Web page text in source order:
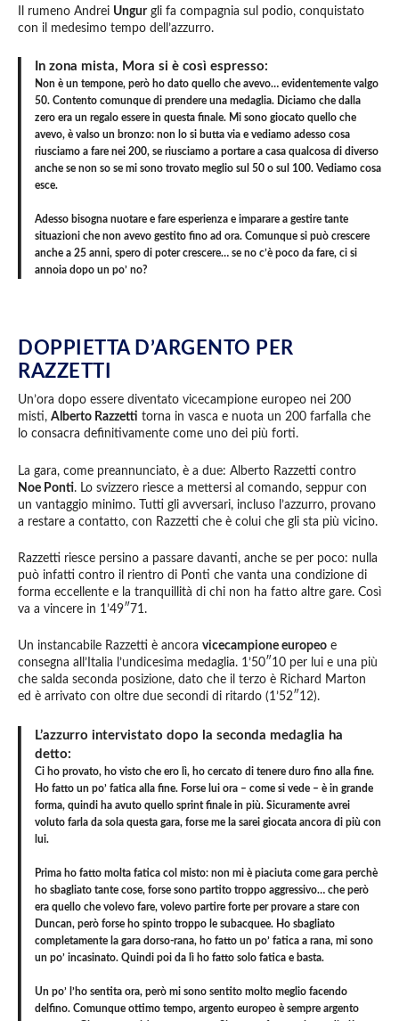
Il rumeno Andrei Ungurgli fa compagnia sul podio, conquistato
con il medesimo tempo dell’azzurro.
In zona mista, Mora si è così espresso:
Non è un tempone, però ho dato quello che avevo… evidentemente valgo
50. Contento comunque di prendere una medaglia. Diciamo che dalla
zero era un regalo essere in questa finale. Mi sono giocato quello che
avevo, è valso un bronzo: non lo si butta via e vediamo adesso cosa
riusciamo a fare nei 200, se riusciamo a portare a casa qualcosa di diverso
anche se non so se mi sono trovato meglio sul 50 o sul 100. Vediamo cosa
esce.
Adesso bisogna nuotare e fare esperienza e imparare a gestire tante
situazioni che non avevo gestito fino ad ora. Comunque si può crescere
anche a 25 anni, spero di poter crescere… se no c’è poco da fare, ci si
annoia dopo un po’ no?
DOPPIETTA D’ARGENTO PER
RAZZETTI
Un’ora dopo essere diventato vicecampione europeo nei 200
misti, Alberto Razzetti torna in vasca e nuota un 200 farfalla che
lo consacra definitivamente come uno dei più forti.
La gara, come preannunciato, è a due: Alberto Razzetti contro
Noe Ponti. Lo svizzero riesce a mettersi al comando, seppur con
un vantaggio minimo. Tutti gli avversari, incluso l’azzurro, provano
a restare a contatto, con Razzetti che è colui che gli sta più vicino.
Razzetti riesce persino a passare davanti, anche se per poco: nulla
può infatti contro il rientro di Ponti che vanta una condizione di
forma eccellente e la tranquillità di chi non ha fatto altre gare. Così
va a vincere in 1’49″71.
Un instancabile Razzetti è ancora vicecampione europeo e
consegna all’Italia l’undicesima medaglia. 1’50″10 per lui e una più
che salda seconda posizione, dato che il terzo è Richard Marton
ed è arrivato con oltre due secondi di ritardo (1’52″12).
L’azzurro intervistato dopo la seconda medaglia ha
detto:
Ci ho provato, ho visto che ero lì, ho cercato di tenere duro fino alla fine.
Ho fatto un po’ fatica alla fine. Forse lui ora – come si vede – è in grande
forma, quindi ha avuto quello sprint finale in più. Sicuramente avrei
voluto farla da sola questa gara, forse me la sarei giocata ancora di più con
lui.
Prima ho fatto molta fatica col misto: non mi è piaciuta come gara perchè
ho sbagliato tante cose, forse sono partito troppo aggressivo… che però
era quello che volevo fare, volevo partire forte per provare a stare con
Duncan, però forse ho spinto troppo le subacquee. Ho sbagliato
completamente la gara dorso-rana, ho fatto un po’ fatica a rana, mi sono
un po’ incasinato. Quindi poi da lì ho fatto solo fatica e basta.
Un po’ l’ho sentita ora, però mi sono sentito molto meglio facendo
delfino. Comunque ottimo tempo, argento europeo è sempre argento